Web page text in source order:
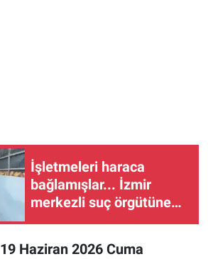
İşletmeleri haraca
bağlamışlar... İzmir
merkezli suç örgütüne
19 Haziran 2026 Cuma